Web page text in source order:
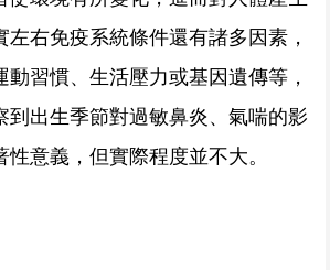
左右免疫系統條件還有諸多因素，
動習慣、生活壓力或基因遺傳等，
到出生季節對過敏鼻炎、氣喘的影
意義，但實際程度並不大。